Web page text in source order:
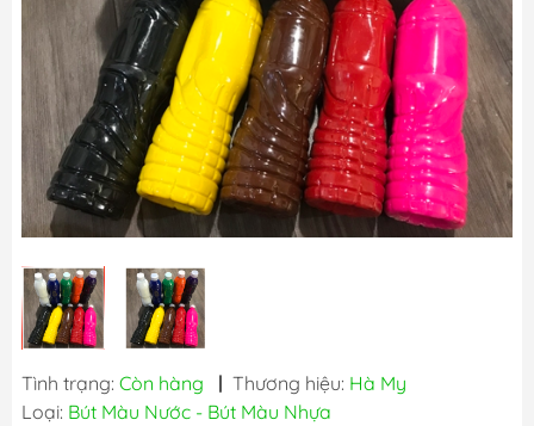
Tình trạng: Còn hàng | Thương hiệu: Hà My
Loại: Bút Màu Nước - Bút Màu Nhựa